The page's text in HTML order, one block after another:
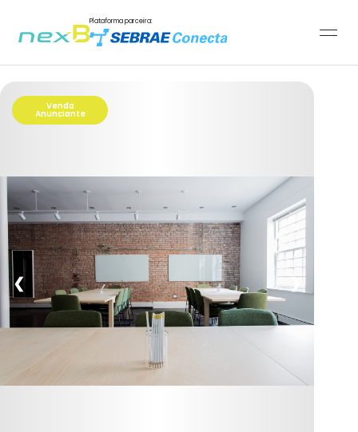
Plataforma parceira:
Venda
Anunciante
❮ ❯